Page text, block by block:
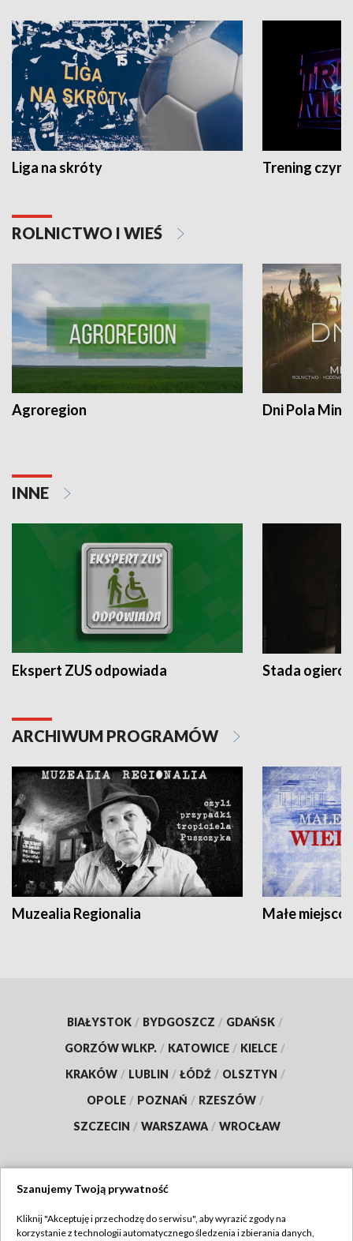
Liga na skróty Trening czyni
ROLNICTWO I WIEŚ
Agroregion Dni Pola
INNE
Ekspert ZUS odpowiada Stada
ARCHIWUM PROGRAMÓW
Muzealia Regionalia Małe
BIAŁYSTOK / BYDGOSZCZ / GDAŃSK /
GORZÓW WLKP. / KATOWICE / KIELCE /
KRAKÓW / LUBLIN / ŁÓDŹ / OLSZTYN /
OPOLE / POZNAŃ / RZESZÓW /
SZCZECIN / WARSZAWA / WROCŁAW
TVP
Szanujemy Twoją prywatność
Kliknij "Akceptuję i przechodzę do serwisu", aby wyrazić zgody na
korzystanie z technologii automatycznego śledzenia i zbierania danych,